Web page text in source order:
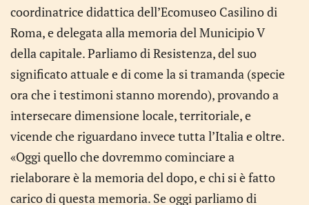
coordinatrice didattica dell’Ecomuseo Casilino di
Roma, e delegata alla memoria del Municipio V
della capitale. Parliamo di Resistenza, del suo
significato attuale e di come la si tramanda (specie
ora che i testimoni stanno morendo), provando a
intersecare dimensione locale, territoriale, e
vicende che riguardano invece tutta l’Italia e oltre.
«Oggi quello che dovremmo cominciare a
rielaborare è la memoria del dopo, e chi si è fatto
carico di questa memoria. Se oggi parliamo di